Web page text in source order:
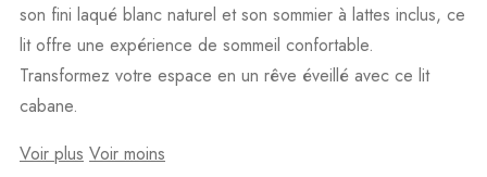
son fini laqué blanc naturel et son sommier à lattes inclus, ce
lit offre une expérience de sommeil confortable.
Transformez votre espace en un rêve éveillé avec ce lit
cabane.
Voir plus Voir moins